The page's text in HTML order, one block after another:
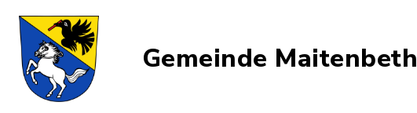
Gemeinde Maitenbeth